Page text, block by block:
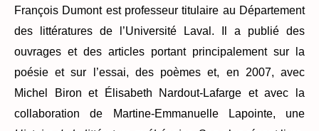
François Dumont est professeur titulaire au Département
des littératures de l’Université Laval. Il a publié des
ouvrages et des articles portant principalement sur la
poésie et sur l’essai, des poèmes et, en 2007, avec
Michel Biron et Élisabeth Nardout-Lafarge et avec la
collaboration de Martine-Emmanuelle Lapointe, une